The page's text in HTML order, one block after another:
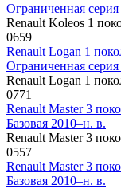
Ограниченная
Renault Koleos 1
0659
Renault Logan 1
Ограниченная
Renault Logan 1
0771
Renault Master 3
Базовая 2010–н. в.
Renault Master 3
0557
Renault Master 3
Базовая 2010–н. в.